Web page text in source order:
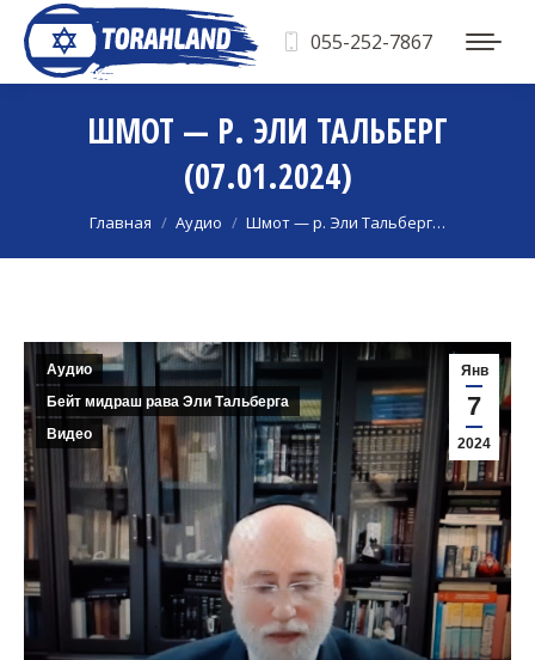
055-252-7867
ШМОТ — Р. ЭЛИ ТАЛЬБЕРГ
(07.01.2024)
Вы здесь:
Главная Аудио Шмот — р. Эли Тальберг…
Янв
7
2024
Аудио
Бейт мидраш рава Эли Тальберга
Видео